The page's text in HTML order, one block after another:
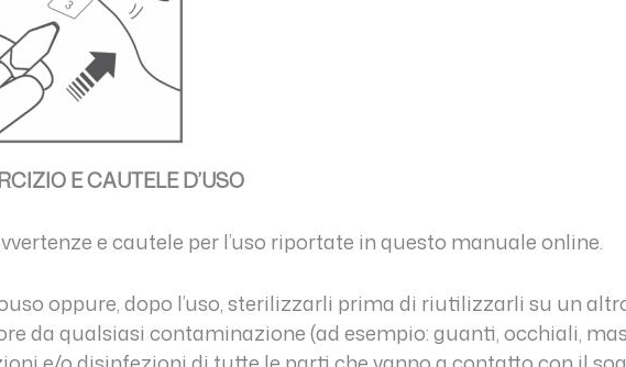
E CAUTELE D’USO
e cautele per l’uso riportate in questo manuale online.
oppure, dopo l’uso, sterilizzarli prima di riutilizzarli su un
da qualsiasi contaminazione (ad esempio: guanti, occhiali,